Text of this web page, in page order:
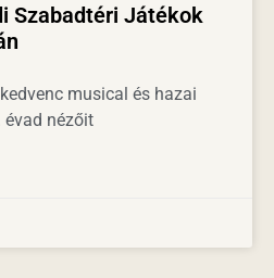
Szabadtéri Játékok
musical és hazai
évad nézőit